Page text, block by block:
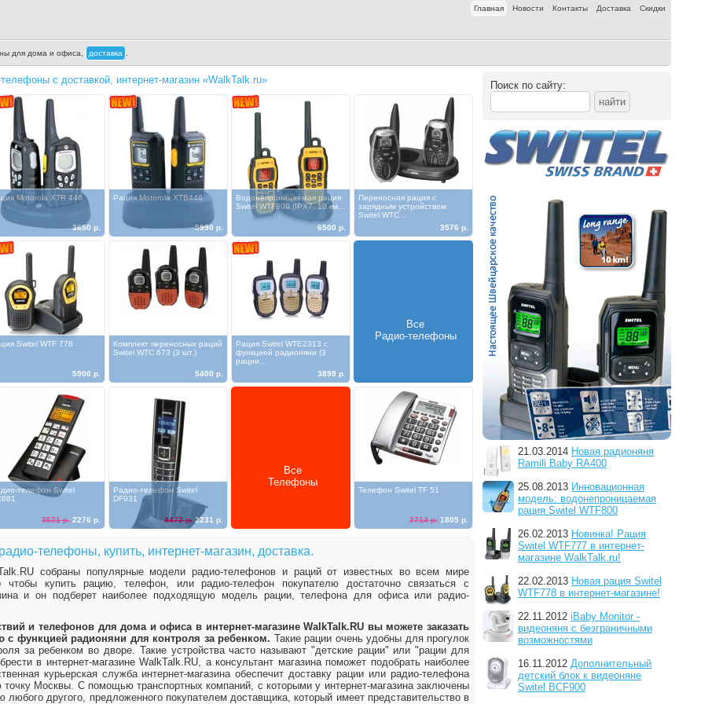
Главная Новости Контакты Доставка Скидки
для дома и офиса, доставка
с доставкой, интернет-магазин «WalkTalk.ru»
Motorola XTR 446
3650 р.
Рация Motorola XTB446
5990 р.
Водонепроницаемая рация
Switel WTF800 (IPX7, 10 км...
6500 р.
Переносная рация с
зарядным устройством
Switel WTC...
3576 р.
Switel WTF 778
5900 р.
Комплект переносных раций
Switel WTC 673 (3 шт.)
5400 р.
Рация Switel WTE2313 с
функцией радионяни (3
рации...
3899 р.
Все
Радио-телефоны
телефон Switel
3521 р. 2276 р.
Радио-телефон Switel
DF931
4472 р. 2231 р.
Все
Телефоны
Телефон Switel TF 51
2714 р. 1805 р.
телефоны, купить, интернет-магазин, доставка.
собраны популярные модели радио-телефонов и раций от известных во всем мире
чтобы купить рацию, телефон, или радио-телефон покупателю достаточно связаться с
и он подберет наиболее подходящую модель рации, телефона для офиса или радио-
и телефонов для дома и офиса в интернет-магазине WalkTalk.RU вы можете заказать
с функцией радионяни для контроля за ребенком. Такие рации очень удобны для прогулок
за ребенком во дворе. Такие устройства часто называют "детские рации" или "рации для
в интернет-магазине WalkTalk.RU, а консультант магазина поможет подобрать наиболее
курьерская служба интернет-магазина обеспечит доставку рации или радио-телефона
Москвы. С помощью транспортных компаний, с которыми у интернет-магазина заключены
другого, предложенного покупателем доставщика, который имеет представительство в
Поиск по сайту:
21.03.2014 Новая радионяня
Ramili Baby RA400
25.08.2013 Инновационная
модель: водонепроницаемая
рация Switel WTF800
26.02.2013 Новинка! Рация
Switel WTF777 в интернет-
магазине WalkTalk.ru!
22.02.2013 Новая рация Switel
WTF778 в интернет-магазине!
22.11.2012 iBaby Monitor -
видеоняня с безграничными
возможностями
16.11.2012 Дополнительный
детский блок к видеоняне
Switel BCF900